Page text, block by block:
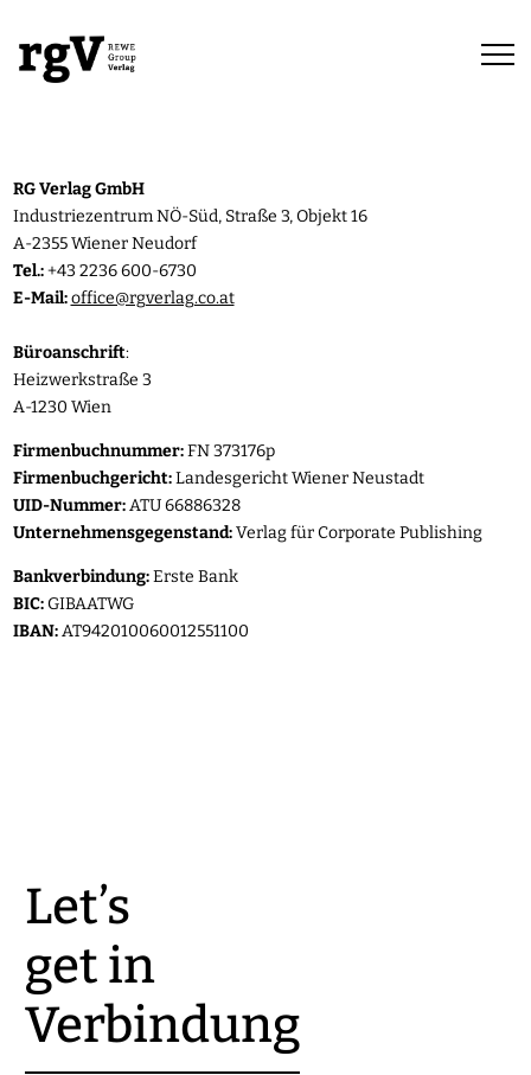
RG Verlag GmbH
Industriezentrum NÖ-Süd, Straße 3, Objekt 16
A-2355 Wiener Neudorf
Tel.:+43 2236 600-6730
E-Mail: office@rgverlag.co.at
Büroanschrift:
Heizwerkstraße 3
A-1230 Wien
Firmenbuchnummer:FN 373176p
Firmenbuchgericht:Landesgericht Wiener Neustadt
UID-Nummer:ATU 66886328
Unternehmensgegenstand:Verlag für Corporate Publishing
Bankverbindung:Erste Bank
BIC:GIBAATWG
IBAN:AT942010060012551100
Let’s
get in
Verbindung